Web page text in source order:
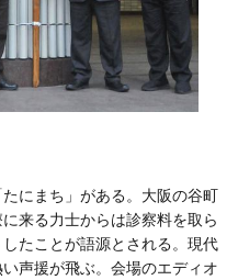
にまち」がある。大阪の谷町
来る力士からは診察料を取ら
たことが語源とされる。現代
声援が飛ぶ。会場のエディオ